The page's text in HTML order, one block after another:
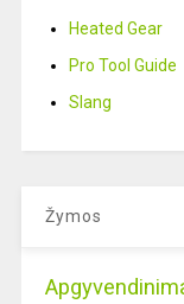
Heated Gear
Pro Tool Guide
Slang
Žymos